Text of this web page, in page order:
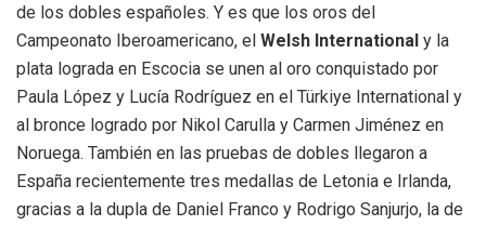
de los dobles españoles. Y es que los oros del
Campeonato Iberoamericano, el Welsh International y la
plata lograda en Escocia se unen al oro conquistado por
Paula López y Lucía Rodríguez en el Türkiye International y
al bronce logrado por Nikol Carulla y Carmen Jiménez en
Noruega. También en las pruebas de dobles llegaron a
España recientemente tres medallas de Letonia e Irlanda,
gracias a la dupla de Daniel Franco y Rodrigo Sanjurjo, la de